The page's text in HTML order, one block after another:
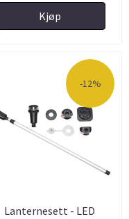
Kjøp
-12%
Lanternesett - LED